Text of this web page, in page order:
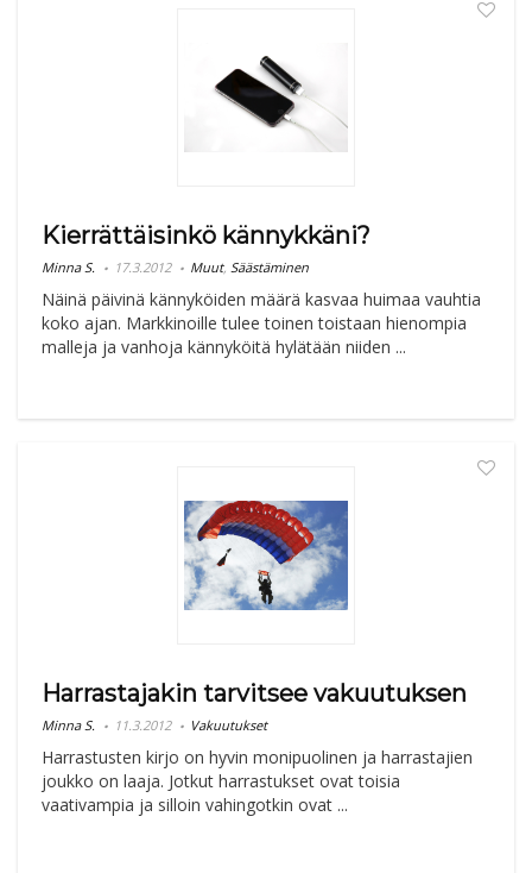
Kierrättäisinkö kännykkäni?
Minna S. 17.3.2012 Muut, Säästäminen
Näinä päivinä kännyköiden määrä kasvaa huimaa vauhtia
koko ajan. Markkinoille tulee toinen toistaan hienompia
malleja ja vanhoja kännyköitä hylätään niiden ...
Harrastajakin tarvitsee vakuutuksen
Minna S. 11.3.2012 Vakuutukset
Harrastusten kirjo on hyvin monipuolinen ja harrastajien
joukko on laaja. Jotkut harrastukset ovat toisia
vaativampia ja silloin vahingotkin ovat ...